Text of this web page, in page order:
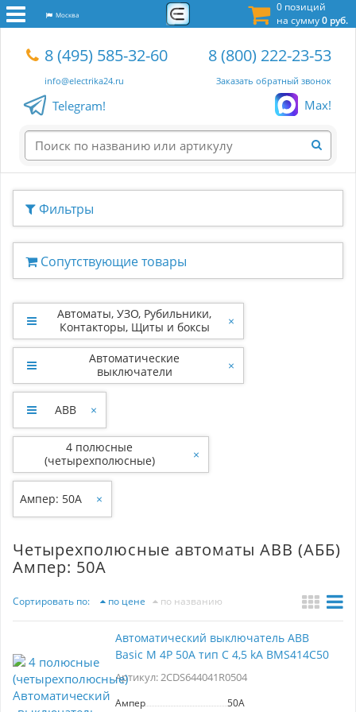
0 позиций
на сумму0 руб.
Москва
8 (495) 585-32-60
info@electrika24.ru
8 (800) 222-23-53
Заказать обратный звонок
Telegram! Max!
Фильтры
Сопутствующие товары
Автоматы, УЗО, Рубильники,
Контакторы, Щиты и боксы
×
Автоматические
выключатели
×
ABB ×
4 полюсные
(четырехполюсные)
×
Ампер: 50A ×
Четырехполюсные автоматы ABB (АББ)
Ампер: 50A
Сортировать по: по цене по названию
Автоматический выключатель ABB
Basic M 4P 50A тип C 4,5 kA BMS414C50
Артикул: 2CDS644041R0504
Ампер
50A